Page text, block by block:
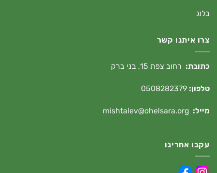
בלוג
צרו איתנו קשר
כתובת: רחוב צפת 15, בני ברק
טלפון:
מייל: mishtalev@ohelsara.org
עקבו אחרינו